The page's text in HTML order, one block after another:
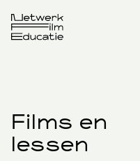
Films en
lessen